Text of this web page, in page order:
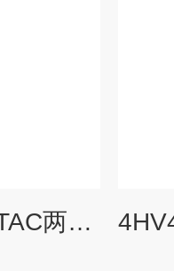
4V310-10供应AIRTAC两位五通电磁阀,概述亚德客